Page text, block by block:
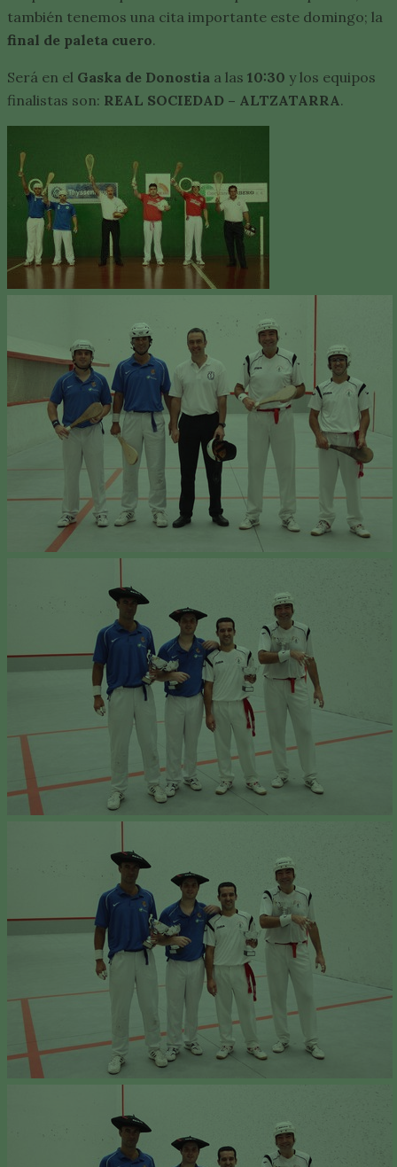
también tenemos una cita importante este domingo; la
final de paleta cuero.
Será en el Gaska de Donostia a las 10:30 y los equipos
finalistas son: REAL SOCIEDAD – ALTZATARRA.